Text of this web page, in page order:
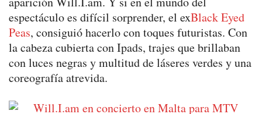
espectáculo es difícil sorprender, el exBlack Eyed
Peas, consiguió hacerlo con toques futuristas. Con
la cabeza cubierta con Ipads, trajes que brillaban
con luces negras y multitud de láseres verdes y una
coreografía atrevida.